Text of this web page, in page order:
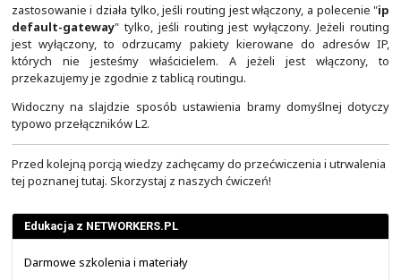
W przypadku, gdy wskażemy interfejsy wyjściowy,
traktował tę sieć jak bezpośrednio przyłączoną do
Dlatego dla każdego pakietu powiązanego z kolejnym
tej podsieci, będzie generował bezpośrednio przez
zapytania ARP. Aby to działało, przeciwległy router musi
funkcję Proxy ARP. W innym przypadku, jeżeli jest to
się gdzieś w bardziej odległym segmencie sieci, nikt
ARP nie odpowie.